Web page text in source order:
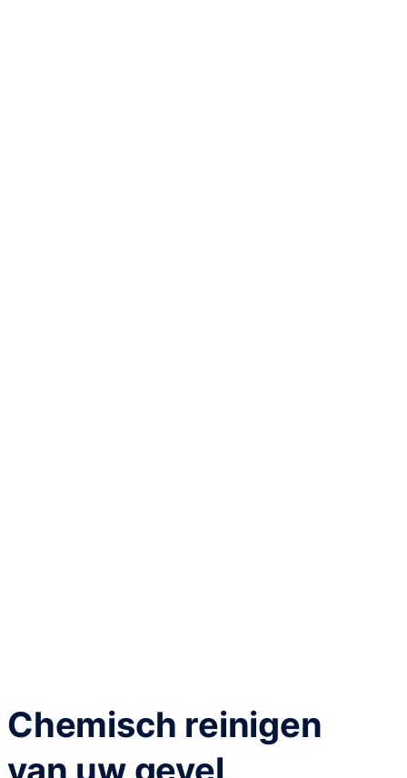
Chemisch reinigen
van uw gevel